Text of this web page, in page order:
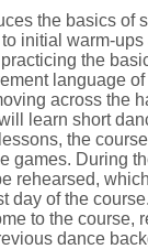
the basics of
initial warm-
the
language
across the
learn short
the
games. During
rehearsed,
day of the course.
to the course,
dance